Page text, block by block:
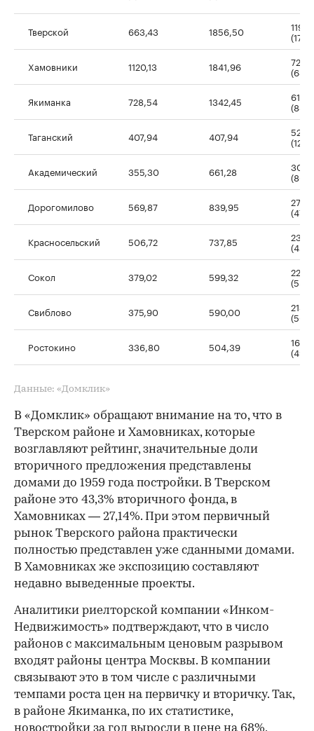
Тверской 663,43 1856,50
Хамовники 1120,13 1841,96
Якиманка 728,54 1342,45
Таганский 407,94 407,94
Академический 355,30 661,28
Дорогомилово 569,87 839,95
Красносельский 506,72 737,85
Сокол 379,02 599,32
Свиблово 375,90 590,00
Ростокино 336,80 504,39
Данные: «Домклик»
В «Домклик» обращают внимание на то, что в
Тверском районе и Хамовниках, которые
возглавляют рейтинг, значительные доли
вторичного предложения представлены
домами до 1959 года постройки. В Тверском
районе это 43,3% вторичного фонда, в
Хамовниках — 27,14%. При этом первичный
рынок Тверского района практически
полностью представлен уже сданными домами.
В Хамовниках же экспозицию составляют
недавно выведенные проекты.
Аналитики риелторской компании «Инком-
Недвижимость» подтверждают, что в число
районов с максимальным ценовым разрывом
входят районы центра Москвы. В компании
связывают это в том числе с различными
темпами роста цен на первичку и вторичку. Так,
в районе Якиманка, по их статистике,
новостройки за год выросли в цене на 68%,